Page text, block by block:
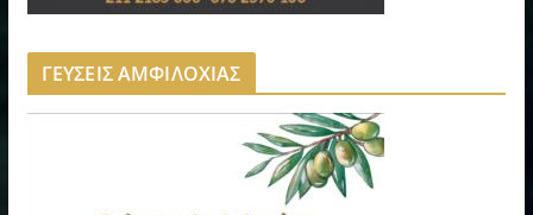
ΓΕΥΣΕΙΣ ΑΜΦΙΛΟΧΙΑΣ